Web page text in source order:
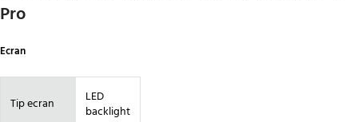
Pro
Ecran
Tip ecran
LED
backlight